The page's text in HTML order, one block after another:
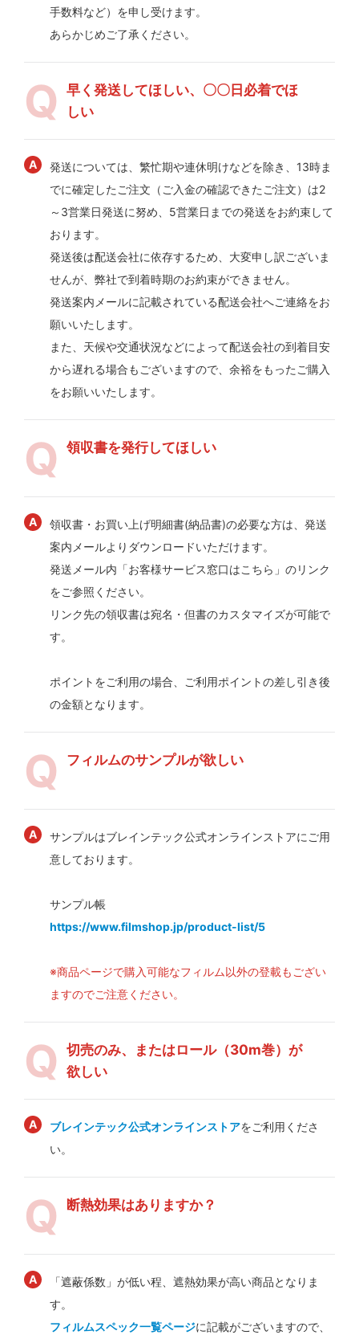
手数料など）を申し受けます。
あらかじめご了承ください。
早く発送してほしい、〇〇日必着でほ
しい
発送については、繁忙期や連休明けなどを除き、13時ま
でに確定したご注文（ご入金の確認できたご注文）は2
～3営業日発送に努め、5営業日までの発送をお約束して
おります。
発送後は配送会社に依存するため、大変申し訳ございま
せんが、弊社で到着時期のお約束ができません。
発送案内メールに記載されている配送会社へご連絡をお
願いいたします。
また、天候や交通状況などによって配送会社の到着目安
から遅れる場合もございますので、余裕をもったご購入
をお願いいたします。
領収書を発行してほしい
領収書・お買い上げ明細書(納品書)の必要な方は、発送
案内メールよりダウンロードいただけます。
発送メール内「お客様サービス窓口はこちら」のリンク
をご参照ください。
リンク先の領収書は宛名・但書のカスタマイズが可能で
す。
ポイントをご利用の場合、ご利用ポイントの差し引き後
の金額となります。
フィルムのサンプルが欲しい
サンプルはブレインテック公式オンラインストアにご用
意しております。
サンプル帳
https://www.filmshop.jp/product-list/5
※商品ページで購入可能なフィルム以外の登載もござい
ますのでご注意ください。
切売のみ、またはロール（30m巻）が
欲しい
ブレインテック公式オンラインストアをご利用くださ
い。
断熱効果はありますか？
「遮蔽係数」が低い程、遮熱効果が高い商品となりま
す。
フィルムスペック一覧ページに記載がございますので、